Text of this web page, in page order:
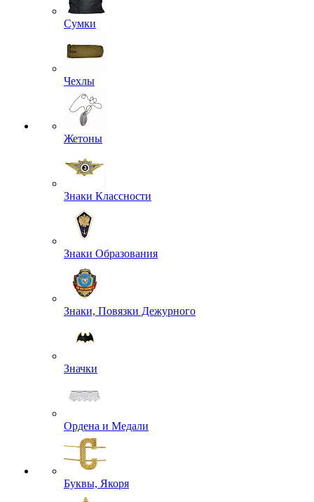
Сумки
Чехлы
Жетоны
Знаки Классности
Знаки Образования
Знаки, Повязки Дежурного
Значки
Ордена и Медали
Буквы, Якоря